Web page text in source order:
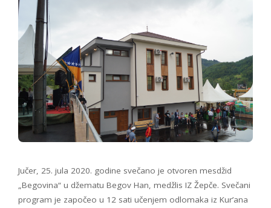
Jučer, 25. jula 2020. godine svečano je otvoren mesdžid
„Begovina“ u džematu Begov Han, medžlis IZ Žepče. Svečani
program je započeo u 12 sati učenjem odlomaka iz Kur’ana